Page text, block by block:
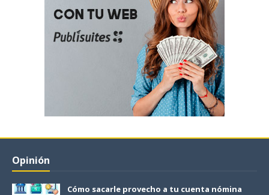
Opinión
Cómo sacarle provecho a tu cuenta nómina